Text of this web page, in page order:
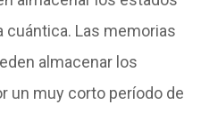
Las memorias
almacenar los
un muy corto período de